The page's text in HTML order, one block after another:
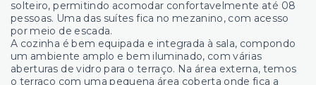
solteiro, permitindo acomodar confortavelmente até 08
pessoas. Uma das suítes fica no mezanino, com acesso
por meio de escada.
A cozinha é bem equipada e integrada à sala, compondo
um ambiente amplo e bem iluminado, com várias
aberturas de vidro para o terraço. Na área externa, temos
o terraço com uma pequena área coberta onde fica a